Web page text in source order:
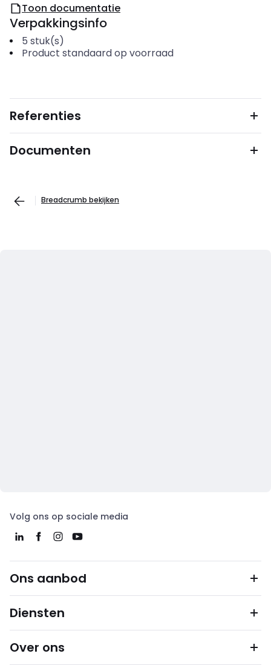
Toon documentatie
Verpakkingsinfo
5 stuk(s)
Product standaard op voorraad
Referenties
Documenten
Breadcrumb bekijken
Volg ons op sociale media
Ons aanbod
Diensten
Over ons